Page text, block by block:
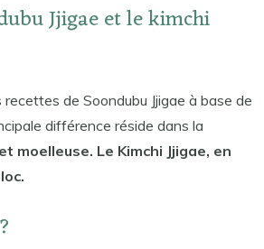
Jjigae et le kimchi
de Soondubu Jjigae à base de
différence réside dans la
moelleuse. Le Kimchi Jjigae, en